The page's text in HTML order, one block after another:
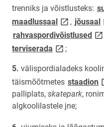
trenniks ja võistlusteks:
maadlussaallink opens
, jõusaal
rahvaspordivõistlused
terviserada link opens on
;
välispordialadeks
täismõõtmetes staadion
palliplats, skatepark,
algkoolilastele jne;